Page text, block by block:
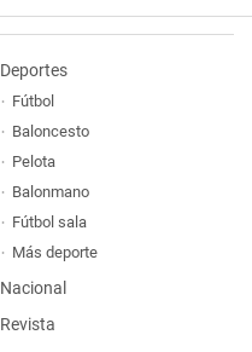
Deportes
Fútbol
Baloncesto
Pelota
Balonmano
Fútbol sala
Más deporte
Nacional
Revista